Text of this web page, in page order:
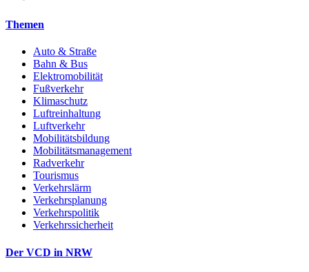
Themen
Auto & Straße
Bahn & Bus
Elektromobilität
Fußverkehr
Klimaschutz
Luftreinhaltung
Luftverkehr
Mobilitätsbildung
Mobilitätsmanagement
Radverkehr
Tourismus
Verkehrslärm
Verkehrsplanung
Verkehrspolitik
Verkehrssicherheit
Der VCD in NRW